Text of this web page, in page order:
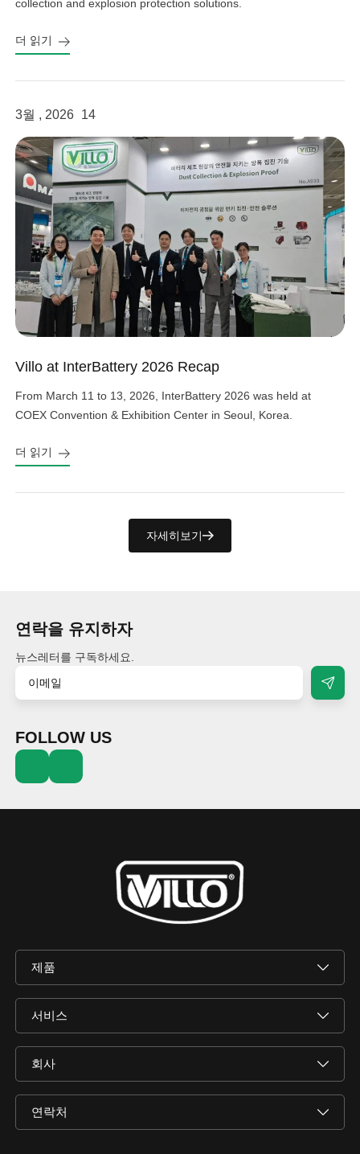
collection and explosion protection solutions.
더 읽기
3월 , 2026 14
Villo at InterBattery 2026 Recap
From March 11 to 13, 2026, InterBattery 2026 was held at
COEX Convention & Exhibition Center in Seoul, Korea.
더 읽기
자세히보기
연락을 유지하자
뉴스레터를 구독하세요.
FOLLOW US
제품
서비스
회사
연락처